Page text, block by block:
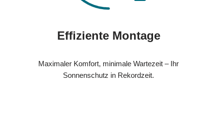
Effiziente Montage
Maximaler Komfort, minimale Wartezeit – Ihr
Sonnenschutz in Rekordzeit.